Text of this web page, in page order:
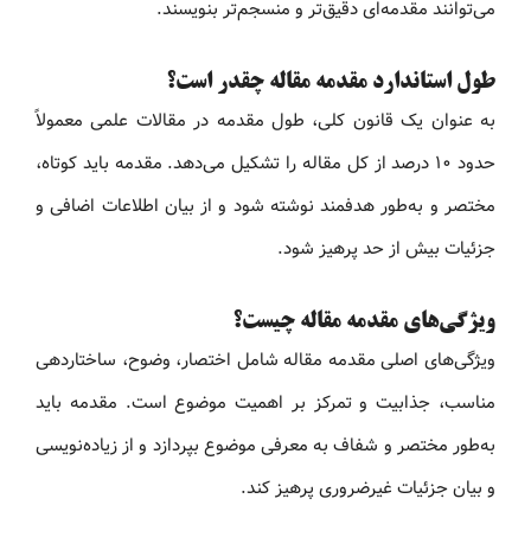
می‌توانند مقدمه‌ای دقیق‌تر و منسجم‌تر بنویسند.
طول استاندارد مقدمه مقاله چقدر است؟
به عنوان یک قانون کلی، طول مقدمه در مقالات علمی معمولاً
حدود ۱۰ درصد از کل مقاله را تشکیل می‌دهد. مقدمه باید کوتاه،
مختصر و به‌طور هدفمند نوشته شود و از بیان اطلاعات اضافی و
جزئیات بیش از حد پرهیز شود.
ویژگی‌های مقدمه مقاله چیست؟
ویژگی‌های اصلی مقدمه مقاله شامل اختصار، وضوح، ساختاردهی
مناسب، جذابیت و تمرکز بر اهمیت موضوع است. مقدمه باید
به‌طور مختصر و شفاف به معرفی موضوع بپردازد و از زیاده‌نویسی
و بیان جزئیات غیرضروری پرهیز کند.